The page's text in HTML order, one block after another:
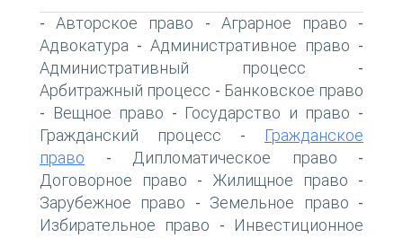
-Авторское право - Аграрное право -
Адвокатура - Административное право -
Административный процесс -
Арбитражный процесс - Банковское право
- Вещное право - Государство и право -
Гражданский процесс -
Гражданское
право - Дипломатическое право -
Договорное право - Жилищное право -
Зарубежное право - Земельное право -
Избирательное право -
Инвестиционное